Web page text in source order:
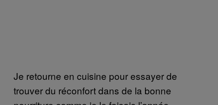
Je retourne en cuisine pour essayer de
trouver du réconfort dans de la bonne